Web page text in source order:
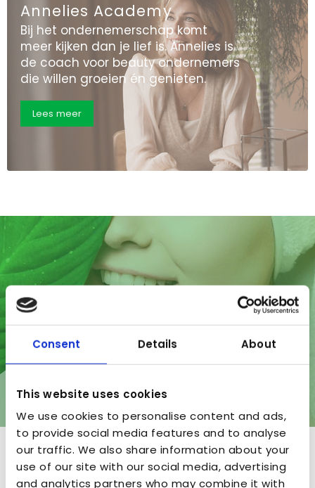
Consent Details About
This website uses cookies
We use cookies to personalise content and ads,
to provide social media features and to analyse
our traffic. We also share information about your
use of our site with our social media, advertising
and analytics partners who may combine it with
Annelies Academy
Bij het ondernemerschap komt
meer kijken dan je lief is. Annelies is
de coach voor beauty ondernemers
die willen groeien én genieten.
Lees meer